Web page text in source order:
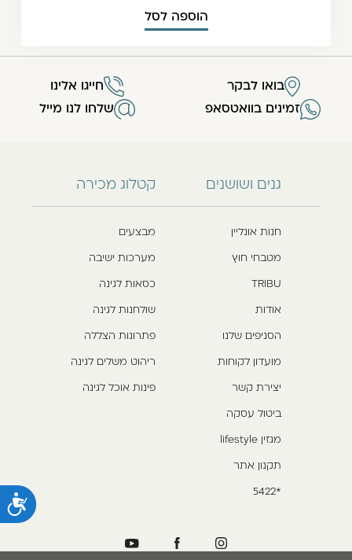
הוספה לסל
גנים ושושנים
חנות אונליין
מטבחי חוץ
TRIBU
אודות
הסניפים שלנו
מועדון לקוחות
יצירת קשר
ביטול עסקה
מגזין lifestyle
תקנון אתר
*5422
קטלוג מכירה
מבצעים
מערכות ישיבה
כסאות לגינה
שולחנות לגינה
פתרונות הצללה
ריהוט משלים לגינה
פינות אוכל לגינה
בואו לבקר
חייגו אלינו
זמינים בוואטסאפ
שלחו לנו מייל